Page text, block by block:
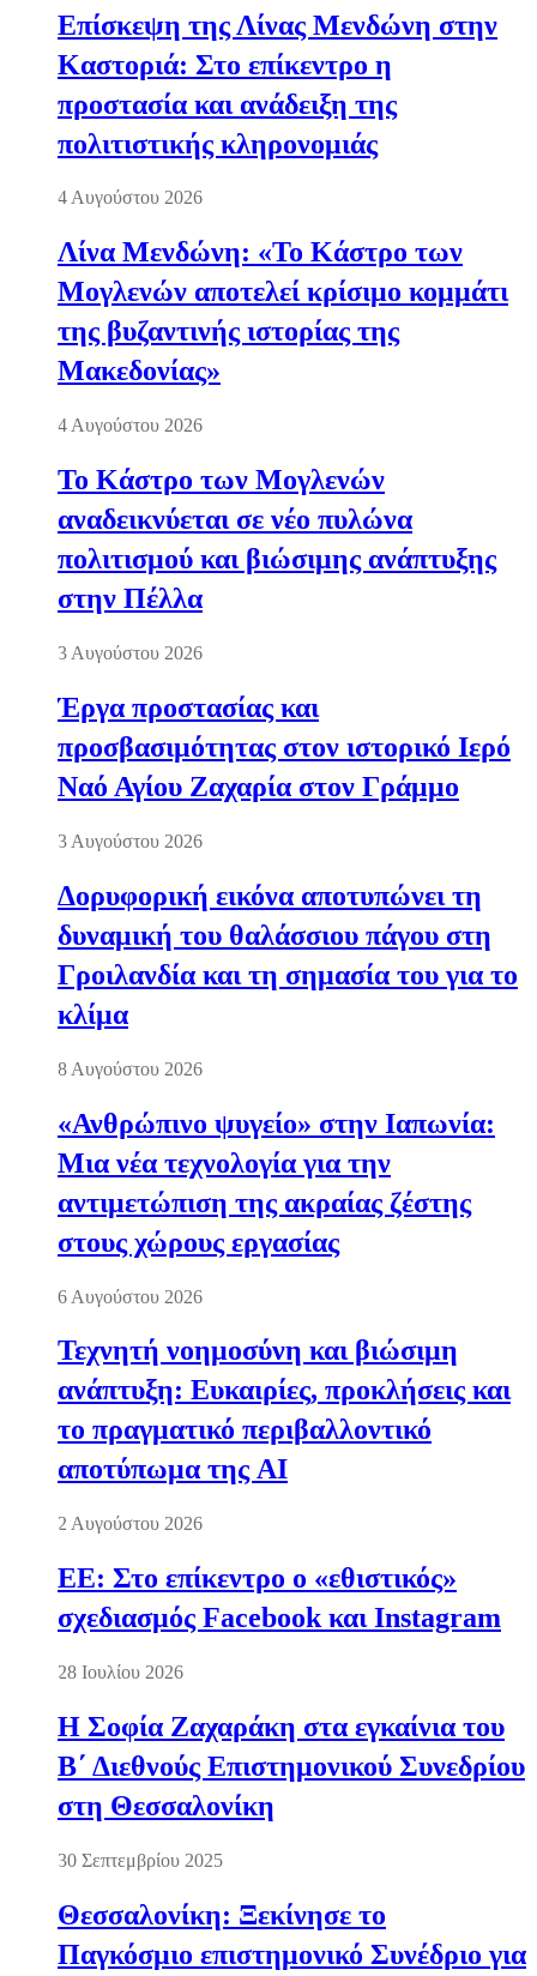
Επίσκεψη της Λίνας Μενδώνη στην
Καστοριά: Στο επίκεντρο η
προστασία και ανάδειξη της
πολιτιστικής κληρονομιάς
4 Αυγούστου 2026
Λίνα Μενδώνη: «Το Κάστρο των
Μογλενών αποτελεί κρίσιμο κομμάτι
της βυζαντινής ιστορίας της
Μακεδονίας»
4 Αυγούστου 2026
Το Κάστρο των Μογλενών
αναδεικνύεται σε νέο πυλώνα
πολιτισμού και βιώσιμης ανάπτυξης
στην Πέλλα
3 Αυγούστου 2026
Έργα προστασίας και
προσβασιμότητας στον ιστορικό Ιερό
Ναό Αγίου Ζαχαρία στον Γράμμο
3 Αυγούστου 2026
Δορυφορική εικόνα αποτυπώνει τη
δυναμική του θαλάσσιου πάγου στη
Γροιλανδία και τη σημασία του για το
κλίμα
8 Αυγούστου 2026
«Ανθρώπινο ψυγείο» στην Ιαπωνία:
Μια νέα τεχνολογία για την
αντιμετώπιση της ακραίας ζέστης
στους χώρους εργασίας
6 Αυγούστου 2026
Τεχνητή νοημοσύνη και βιώσιμη
ανάπτυξη: Ευκαιρίες, προκλήσεις και
το πραγματικό περιβαλλοντικό
αποτύπωμα της AI
2 Αυγούστου 2026
ΕΕ: Στο επίκεντρο ο «εθιστικός»
σχεδιασμός Facebook και Instagram
28 Ιουλίου 2026
Η Σοφία Ζαχαράκη στα εγκαίνια του
Β΄ Διεθνούς Επιστημονικού Συνεδρίου
στη Θεσσαλονίκη
30 Σεπτεμβρίου 2025
Θεσσαλονίκη: Ξεκίνησε το
Παγκόσμιο επιστημονικό Συνέδριο για